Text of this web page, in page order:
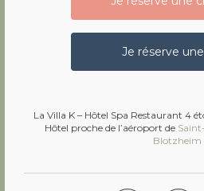
Je réserve
La Villa K – Hôtel Spa Restaurant 4
Hôtel proche de l’aéroport de
Blotzheim